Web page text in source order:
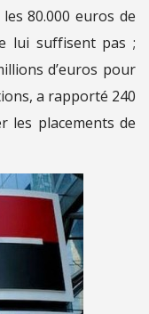
80.000 euros de
lui suffisent pas ;
d’euros pour
a rapporté 240
les placements de